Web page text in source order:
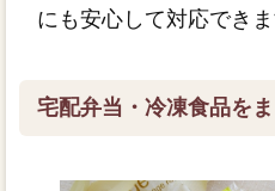
にも安心して対応できま
宅配弁当・冷凍食品を